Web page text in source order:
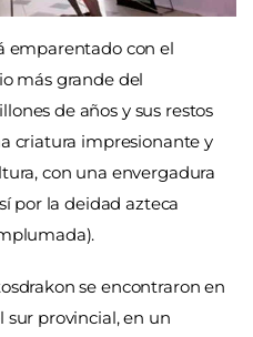
emparentado con el
más grande del
de años y sus restos
criatura impresionante y
con una envergadura
por la deidad azteca
se encontraron en
sur provincial, en un